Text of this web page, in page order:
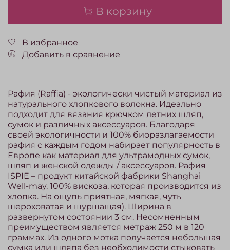
В корзину
В избранное
Добавить в сравнение
Рафия (Raffia) - экологически чистый материал из
натурального хлопкового волокна. Идеально
подходит для вязания крючком летних шляп,
сумок и различных аксессуаров. Благодаря
своей экологичности и 100% биоразлагаемости
рафия с каждым годом набирает популярность в
Европе как материал для ультрамодных сумок,
шляп и женской одежды / аксессуаров. Рафия
ISPIE – продукт китайской фабрики Shanghai
Well-may. 100% вискоза, которая производится из
хлопка. На ощупь приятная, мягкая, чуть
шероховатая и шуршащая). Ширина в
развернутом состоянии 3 см. Несомненным
преимуществом является метраж 250 м в 120
граммах. Из одного мотка получается небольшая
сумка или шляпа без необходимости стыковать